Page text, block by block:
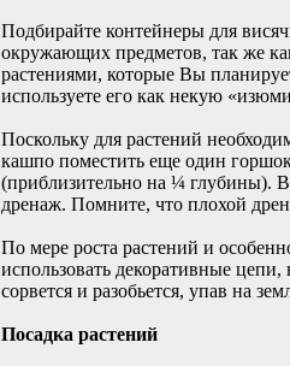
Подбирайте контейнеры для
окружающих предметов, так же
растениями, которые Вы
используете его как некую
Поскольку для растений
кашпо поместить еще один
(приблизительно на ¼ глубины).
дренаж. Помните, что плохой
По мере роста растений и
использовать декоративные
сорвется и разобьется, упав на
Посадка растений